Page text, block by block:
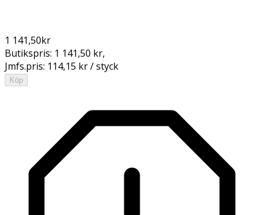
1 141,50kr
Butikspris: 1 141,50 kr,
Jmfs.pris: 114,15 kr / styck
Köp